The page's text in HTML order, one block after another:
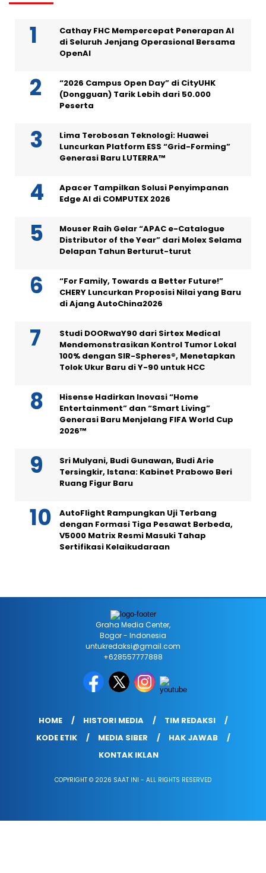
Cathay FHC Mempercepat Penerapan AI
di Seluruh Jenjang Operasional Bersama
OpenAI
“2026 Campus Open Day” di CityUHK
(Dongguan) Tarik Lebih dari 50.000
Peserta
Lima Terobosan Teknologi: Huawei
Luncurkan Platform ESS “Grid-Forming”
Generasi Baru LUTERRA™
Apacer Tampilkan Solusi Penyimpanan
Edge AI di COMPUTEX 2026
Mouser Raih Gelar “APAC e-Catalogue
Distributor of the Year” dari Molex Selama
Delapan Tahun Berturut-turut
“For Family, Towards a Better Future!”
CHERY Luncurkan Proposisi Nilai yang Baru
di Ajang AutoChina2026
Studi DOORwaY90 dari Sirtex Medical
Mendemonstrasikan Kontrol Tumor Lokal
100% dengan SIR-Spheres®, Menetapkan
Tolok Ukur Baru di Y-90 untuk HCC
Hisense Hadirkan Inovasi “Home
Entertainment” dan “Smart Living”
Generasi Baru Menjelang FIFA World Cup
2026™
Sri Mulyani, Budi Gunawan, Budi Arie
Tersingkir, Istana: Kabinet Prabowo Beri
Ruang Figur Baru
AutoFlight Rampungkan Uji Terbang
dengan Formasi Tiga Pesawat Berbeda,
V5000 Matrix Resmi Masuki Tahap
Sertifikasi Kelaikudaraan
Graha Media Center,
Bogor - Indonesia
untukredaksi@gmail.com
+628557777888
HOME HISTORI MEDIA
TIM REDAKSI
KODE ETIK
MEDIA SIBER
HAK JAWAB
KONTAK IKLAN
COPYRIGHT © 2026 SAAT INI - ALL RIGHTS RESERVED